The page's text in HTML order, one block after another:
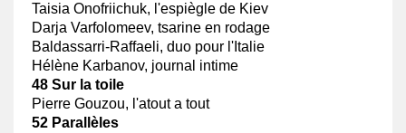
Taisia Onofriichuk, l'espiègle de Kiev
Darja Varfolomeev, tsarine en rodage
Baldassarri-Raffaeli, duo pour l'Italie
Hélène Karbanov, journal intime
48 Sur la toile
Pierre Gouzou, l'atout a tout
52 Parallèles